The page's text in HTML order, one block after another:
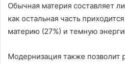
Обычная материя составляет
как остальная часть
материю (27%) и темную
Модернизация также позволит